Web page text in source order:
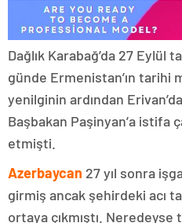
Dağlık Karabağ’da 27 Eylül
günde Ermenistan’ın tarihi
yenilginin ardından
Başbakan Paşinyan’a istifa
etmişti.
Azerbaycan 27 yıl sonra
girmiş ancak şehirdeki acı
ortaya çıkmıştı.